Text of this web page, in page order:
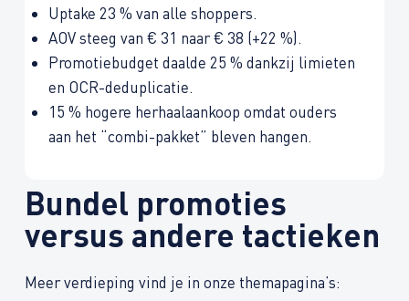
Uptake 23 % van alle shoppers.
AOV steeg van € 31 naar € 38 (+22 %).
Promotie­budget daalde 25 % dankzij limieten
en OCR-deduplicatie.
15 % hogere herhaalaankoop omdat ouders
aan het “combi-pakket” bleven hangen.
Bundel promoties
versus andere tactieken
Meer verdieping vind je in onze themapagina’s: